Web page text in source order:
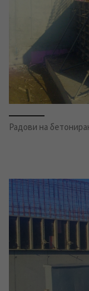
Радови на